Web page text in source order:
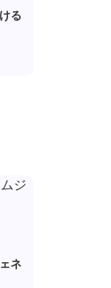
る
ネ